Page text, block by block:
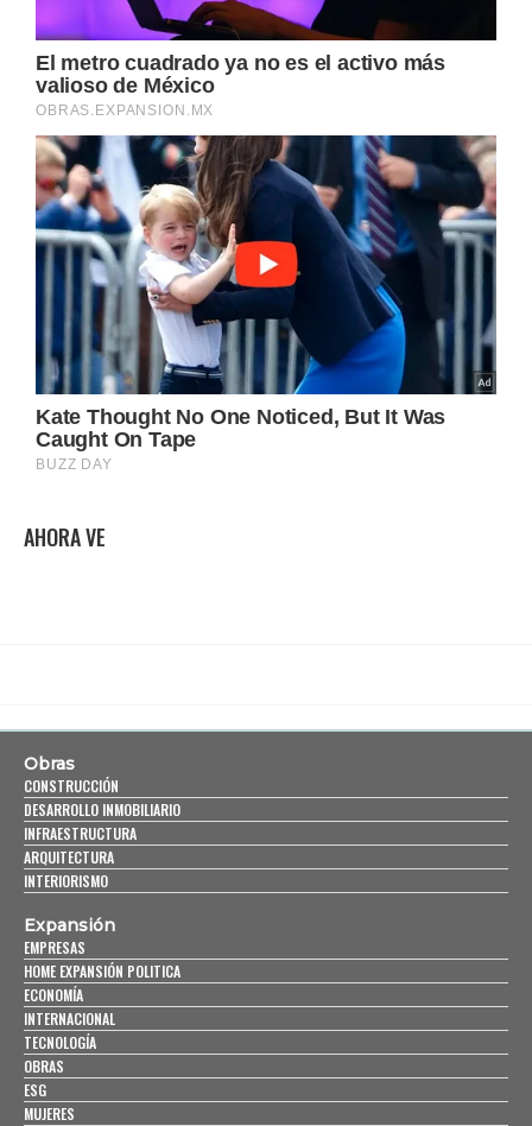
AHORA VE
Obras
CONSTRUCCIÓN
DESARROLLO INMOBILIARIO
INFRAESTRUCTURA
ARQUITECTURA
INTERIORISMO
Expansión
EMPRESAS
HOME EXPANSIÓN POLITICA
ECONOMÍA
INTERNACIONAL
TECNOLOGÍA
OBRAS
ESG
MUJERES